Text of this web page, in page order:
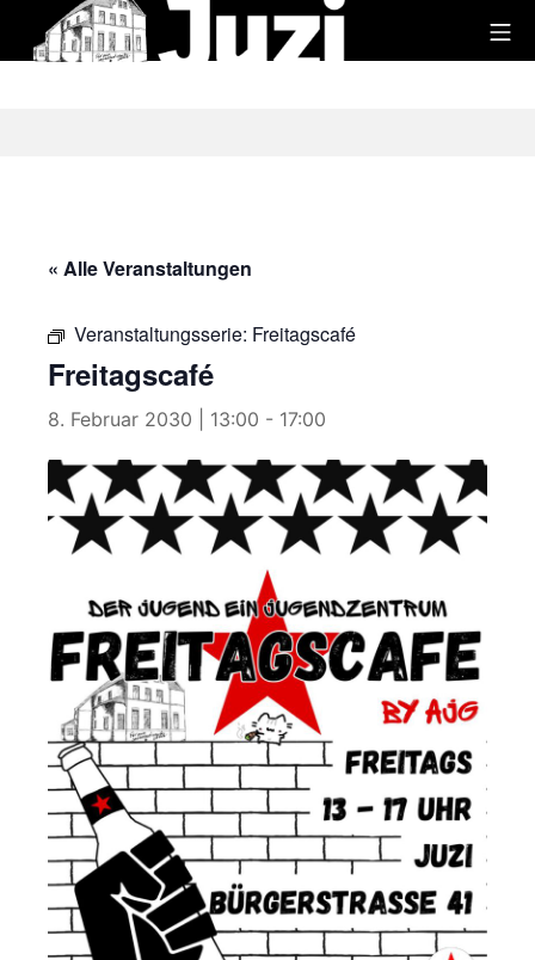
Inhalt
« Alle Veranstaltungen
Veranstaltungsserie: Freitagscafé
Freitagscafé
8. Februar 2030 | 13:00 - 17:00